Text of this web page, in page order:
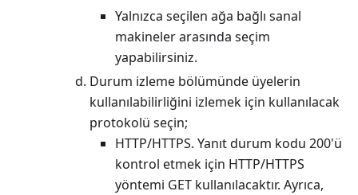
Yalnızca seçilen ağa bağlı sanal
makineler arasında seçim
yapabilirsiniz.
Durum izleme bölümünde üyelerin
kullanılabilirliğini izlemek için kullanılacak
protokolü seçin;
HTTP/HTTPS. Yanıt durum kodu 200'ü
kontrol etmek için HTTP/HTTPS
yöntemi GET kullanılacaktır. Ayrıca,